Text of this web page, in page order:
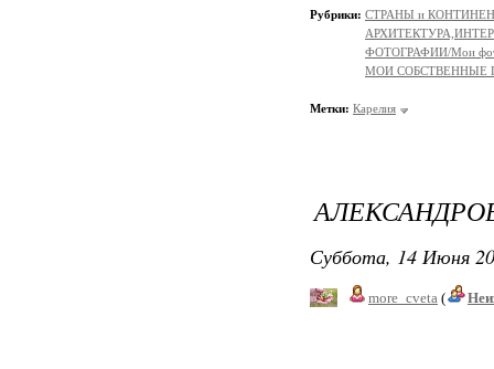
Рубрики: СТРАНЫ и
ФОТОГРАФИИ/Мои
МОИ СОБСТВЕННЫЕ
Метки: Карелия
Суббота, 14 Июня
more_cveta (